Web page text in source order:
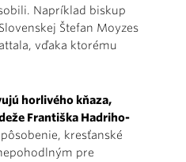
Napríklad biskup
Štefan Moyzes
vďaka ktorému
horlivého kňaza,
Františka Hadriho-
kresťanské
pre